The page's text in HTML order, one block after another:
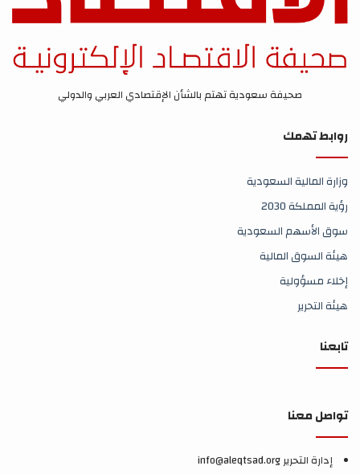
صحيفة سعودية تهتم بالشأن الإقتصادي العربي والدولي
روابط تهمك
وزارة المالية السعودية
رؤية المملكة 2030
سوق الأسهم السعودية
هيئة السوق المالية
إخلاء مسؤولية
هيئة التحرير
تابعنا
تواصل معنا
إدارة التحرير info@aleqtsad.org